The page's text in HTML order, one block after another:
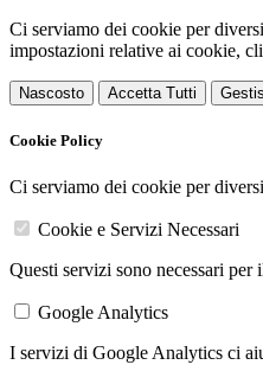
Ci serviamo dei cookie per
impostazioni relative ai cookie,
Nascosto Accetta Tutti
Cookie Policy
Ci serviamo dei cookie per
Cookie e Servizi Necessari
Questi servizi sono necessari
Google Analytics
I servizi di Google Analytics ci